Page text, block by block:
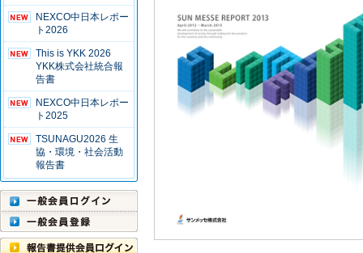
NEXCO中日本レポー
ト2026
This is YKK 2026
YKK株式会社統合報
告書
NEXCO中日本レポー
ト2025
TSUNAGU2026 生
協・環境・社会活動
報告書